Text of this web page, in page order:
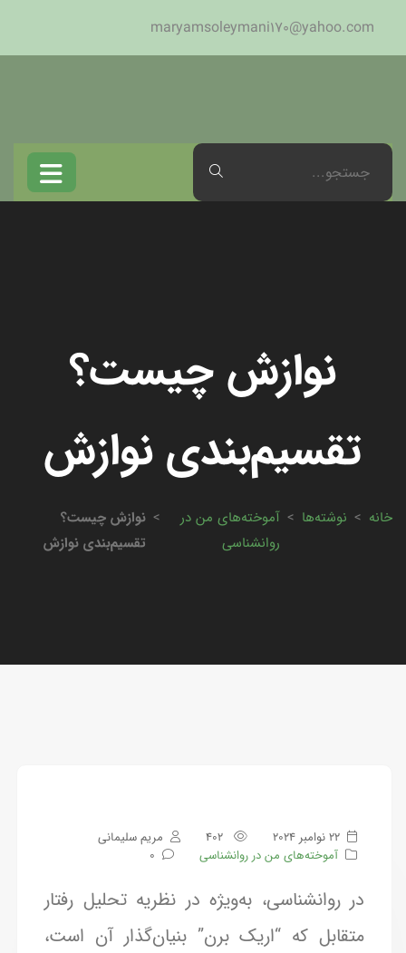
maryamsoleymani170@yahoo.com
نوازش چیست؟
تقسیم‌بندی نوازش
خانه > نوشته‌ها > آموخته‌های من در
روانشناسی
> نوازش چیست؟
تقسیم‌بندی نوازش
22 نوامبر 2024
مریم سلیمانی
آموخته‌های من در روانشناسی
0
در روانشناسی، به‌ویژه در نظریه تحلیل رفتار
متقابل که “اریک برن” بنیان‌گذار آن است،